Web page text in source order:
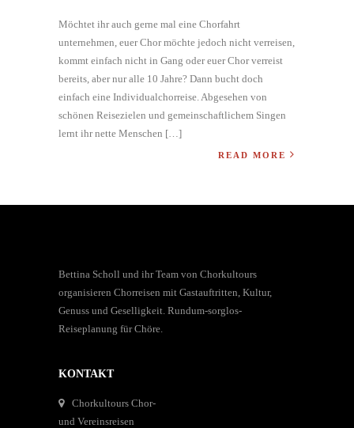
Möchtet ihr auch gerne mal eine Chorfahrt
unternehmen, euer Chor möchte jedoch nicht verreisen,
kommt einfach nicht in Gang oder euer Chor verreist
bereits, aber nur alle 10 Jahre? Dann bucht doch
einfach eine Individualchorreise. Abgesehen von
schönen Reisezielen und gemeinschaftlichem Singen
lernt ihr nette Menschen […]
READ MORE
Bettina Scholl und ihr Team von Chorkultours
organisieren Chorreisen mit Gastauftritten, Kultur,
Genuss und Geselligkeit. Rundum-sorglos-
Reiseplanung für Chöre.
KONTAKT
Chorkultours Chor-
und Vereinsreisen